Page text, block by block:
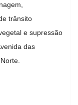
trânsito
e supressão
das